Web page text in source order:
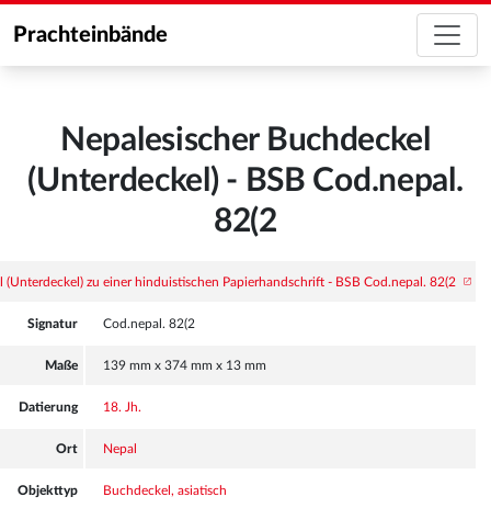
Prachteinbände
Nepalesischer Buchdeckel
(Unterdeckel) - BSB Cod.nepal.
82(2
Signatur Cod.nepal. 82(2
Maße 139 mm x 374 mm x 13 mm
Datierung 18. Jh.
Ort Nepal
Objekttyp Buchdeckel, asiatisch